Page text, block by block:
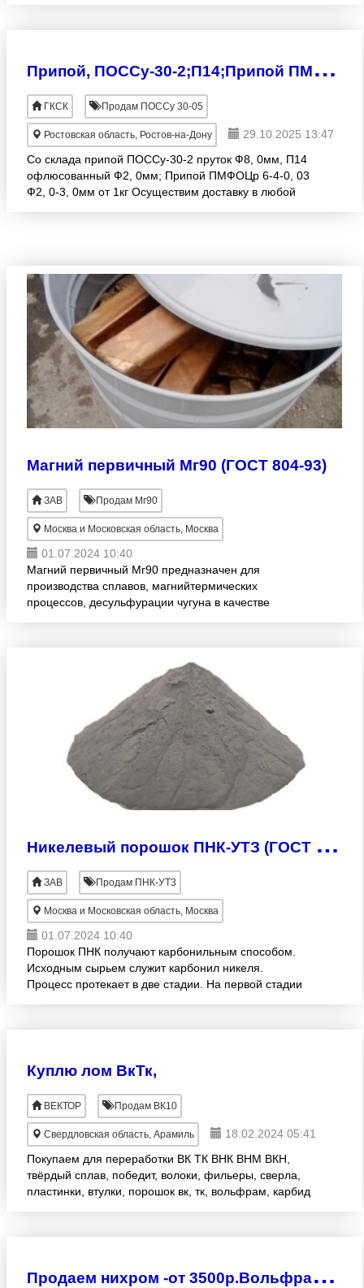
П
рипой, ПОССу-30-2;П14;Припой ПМФОЦр 6-4-0, 03
ГКСК Продам ПОССу 30-05
Ростовская область, Ростов-на-Дону
29.10.2025 13:47
Со склада припой ПОССу-30-2 пруток Ф8, 0мм, П14
офлюсованный Ф2, 0мм; Припой ПМФОЦр 6-4-0, 03
Ф2, 0-3, 0мм от 1кг Осуществим доставку в любой
Магний первичный Мг90 (ГОСТ 804-93)
ЗАВ Продам Мг90
Москва и Московская область, Москва
01.07.2024 10:40
Магний первичный Мг90 предназначен для
производства сплавов, магнийтермических
процессов, десульфурации чугуна в качестве
Н
икелевый порошок ПНК-УТЗ (ГОСТ 9722-97)
ЗАВ Продам ПНК-УТ3
Москва и Московская область, Москва
01.07.2024 10:40
Порошок ПНК получают карбонильным способом.
Исходным сырьем служит карбонил никеля.
Процесс протекает в две стадии. На первой стадии
Куплю лом ВкТк,
ВЕКТОР Продам ВК10
Свердловская область, Арамиль
18.02.2024 05:41
Покупаем для переработки ВК ТК ВНК ВНМ ВКН,
твёрдый сплав, победит, волоки, фильеры, сверла,
пластинки, втулки, порошок вк, тк, вольфрам, карбид
П
родаем нихром -от 3500р.Вольфрам -от 7 т.р, Алюмель, Хромель -5т.р., Никель НМц5 ф1.2мм-5р.БРБ2 ф0.60мм-4800р.Копель.Константан-4.р.ХН77ТЮ ф2.2мм -6т.р